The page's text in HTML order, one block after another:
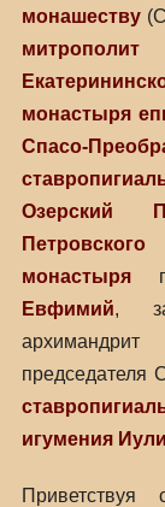
монашеству
митрополит
монастыря
Спасо-
Озерский
монастыря
Евфимий,
архимандрит
председателя
игумения
Приветствуя